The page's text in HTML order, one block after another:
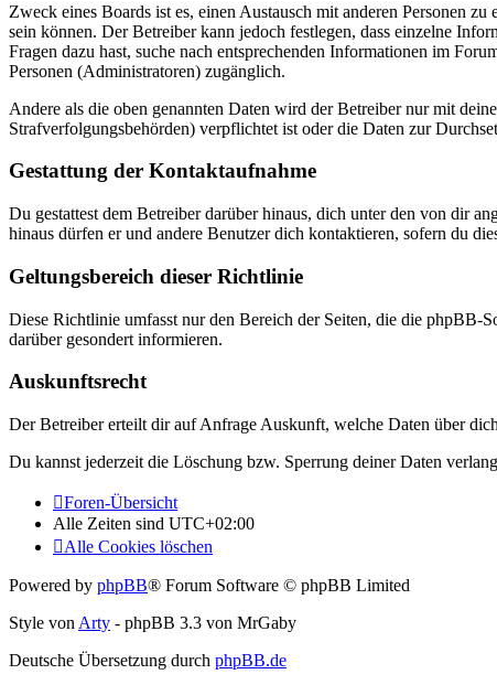
Zweck eines Boards ist es, einen Austausch mit anderen Personen
sein können. Der Betreiber kann jedoch festlegen, dass einzelne
Fragen dazu hast, suche nach entsprechenden Informationen im
Personen (Administratoren) zugänglich.
Andere als die oben genannten Daten wird der Betreiber nur mit
Strafverfolgungsbehörden) verpflichtet ist oder die Daten zur
Gestattung der Kontaktaufnahme
Du gestattest dem Betreiber darüber hinaus, dich unter den von dir
hinaus dürfen er und andere Benutzer dich kontaktieren, sofern du
Geltungsbereich dieser Richtlinie
Diese Richtlinie umfasst nur den Bereich der Seiten, die die phpBB-
darüber gesondert informieren.
Auskunftsrecht
Der Betreiber erteilt dir auf Anfrage Auskunft, welche Daten über
Du kannst jederzeit die Löschung bzw. Sperrung deiner Daten
Foren-Übersicht
Alle Zeiten sind UTC+02:00
Alle Cookies löschen
Powered by phpBB® Forum Software © phpBB Limited
Style von Arty - phpBB 3.3 von MrGaby
Deutsche Übersetzung durch phpBB.de